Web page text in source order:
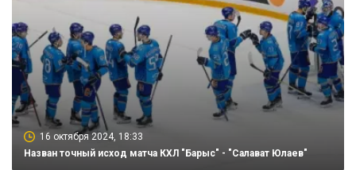
16 октября 2024, 18:33
Назван точный исход матча КХЛ "Барыс" - "Салават Юлаев"